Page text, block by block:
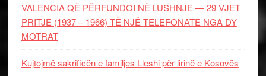
VALENCIA QË PËRFUNDOI NË LUSHNJE — 29 VJET
PRITJE (1937 – 1966) TË NJË TELEFONATE NGA DY
MOTRAT
Kujtojmë sakrificën e familjes Lleshi për lirinë e Kosovës